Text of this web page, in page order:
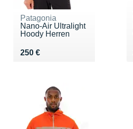
Patagonia
Nano-Air Ultralight
Hoody Herren
250 €
Vendu 250 €